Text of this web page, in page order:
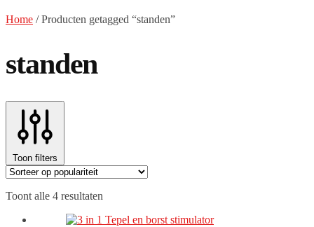
Home /Producten getagged “standen”
standen
Toon filters
Toont alle 4 resultaten
populariteit